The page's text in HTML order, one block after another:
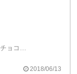
2018/06/13